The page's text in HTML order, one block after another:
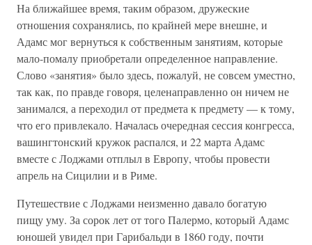
На ближайшее время, таким образом, дружеские
отношения сохранялись, по крайней мере внешне, и
Адамс мог вернуться к собственным занятиям, которые
мало-помалу приобретали определенное направление.
Слово «занятия» было здесь, пожалуй, не совсем уместно,
так как, по правде говоря, целенаправленно он ничем не
занимался, а переходил от предмета к предмету — к тому,
что его привлекало. Началась очередная сессия конгресса,
вашингтонский кружок распался, и 22 марта Адамс
вместе с Лоджами отплыл в Европу, чтобы провести
апрель на Сицилии и в Риме.
Путешествие с Лоджами неизменно давало богатую
пищу уму. За сорок лет от того Палермо, который Адамс
юношей увидел при Гарибальди в 1860 году, почти